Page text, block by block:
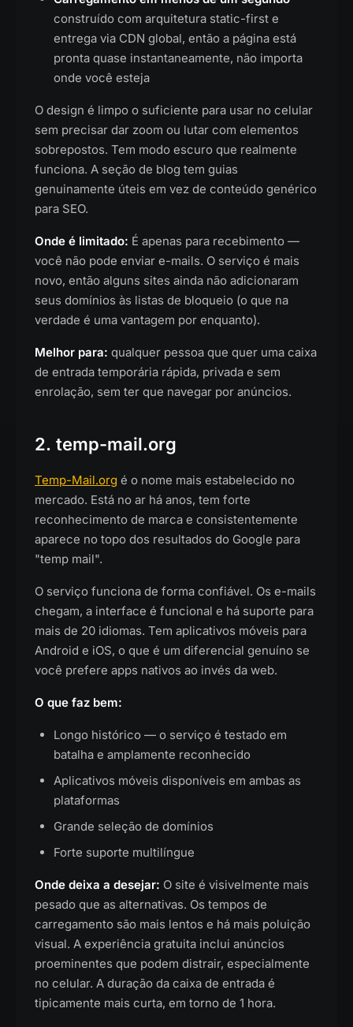
construído com arquitetura static-first e
entrega via CDN global, então a página está
pronta quase instantaneamente, não importa
onde você esteja
O design é limpo o suficiente para usar no celular
sem precisar dar zoom ou lutar com elementos
sobrepostos. Tem modo escuro que realmente
funciona. A seção de blog tem guias
genuinamente úteis em vez de conteúdo genérico
para SEO.
Onde é limitado: É apenas para recebimento —
você não pode enviar e-mails. O serviço é mais
novo, então alguns sites ainda não adicionaram
seus domínios às listas de bloqueio (o que na
verdade é uma vantagem por enquanto).
Melhor para: qualquer pessoa que quer uma caixa
de entrada temporária rápida, privada e sem
enrolação, sem ter que navegar por anúncios.
2. temp-mail.org
Temp-Mail.org é o nome mais estabelecido no
mercado. Está no ar há anos, tem forte
reconhecimento de marca e consistentemente
aparece no topo dos resultados do Google para
"temp mail".
O serviço funciona de forma confiável. Os e-mails
chegam, a interface é funcional e há suporte para
mais de 20 idiomas. Tem aplicativos móveis para
Android e iOS, o que é um diferencial genuíno se
você prefere apps nativos ao invés da web.
O que faz bem:
Longo histórico — o serviço é testado em
batalha e amplamente reconhecido
Aplicativos móveis disponíveis em ambas as
plataformas
Grande seleção de domínios
Forte suporte multilíngue
Onde deixa a desejar: O site é visivelmente mais
pesado que as alternativas. Os tempos de
carregamento são mais lentos e há mais poluição
visual. A experiência gratuita inclui anúncios
proeminentes que podem distrair, especialmente
no celular. A duração da caixa de entrada é
tipicamente mais curta, em torno de 1 hora.